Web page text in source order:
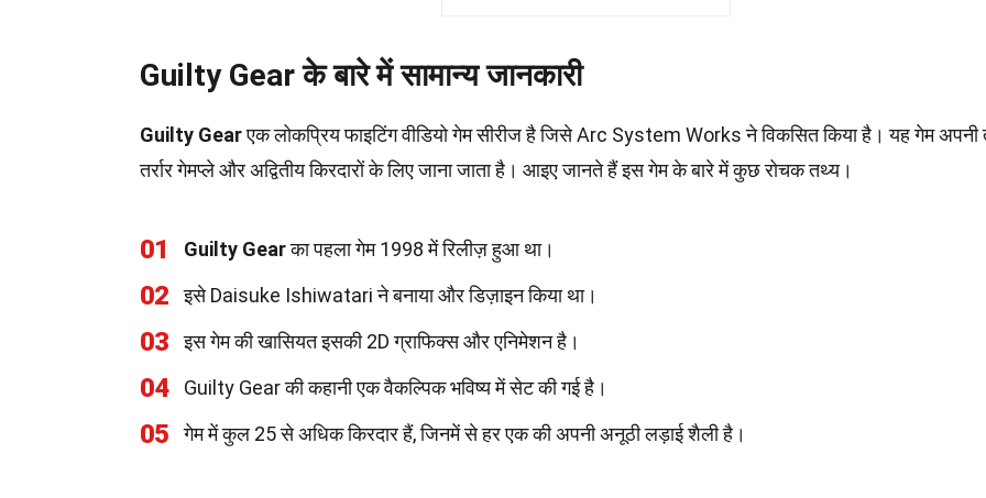
Guilty Gear के बारे में सामान्य जानकारी
Guilty Gearएक लोकप्रिय फाइटिंग वीडियो गेम सीरीज है जिसे Arc System Works ने विकसित किया है। यह गेम
तर्रार गेमप्ले और अद्वितीय किरदारों के लिए जाना जाता है। आइए जानते हैं इस गेम के बारे में कुछ रोचक तथ्य।
01 Guilty Gearका पहला गेम 1998 में रिलीज़ हुआ था।
02 इसे Daisuke Ishiwatari ने बनाया और डिज़ाइन किया था।
03 इस गेम की खासियत इसकी 2D ग्राफिक्स और एनिमेशन है।
04 Guilty Gear की कहानी एक वैकल्पिक भविष्य में सेट की गई है।
05 गेम में कुल 25 से अधिक किरदार हैं, जिनमें से हर एक की अपनी अनूठी लड़ाई शैली है।